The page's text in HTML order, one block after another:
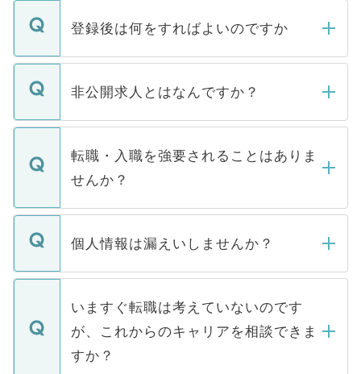
登録後は何をすればよいのですか
ご登録いただきましたら、弊社担当者がご
登録内容を確認し、その後メールもしくは
ます。通常、5営業日以内にはご連絡をせて
いただきますので、しばらくお待ちくださ
い。
非公開求人とはなんですか？
マイナビDOCTORで取り扱っている求人の
うち約3割は、Webサイトからご覧いただ
けない「非公開求人」です。非公開求人は
下記の理由によって、一般には公開してい
ません。
■応募殺到を避けるため 人気のある医療機
関を公にしてしまうと、応募が殺到する場
に、医療機関が求める条件に合った人材の
みを人材紹介会社に依頼するケースが増え
ています。
転職・入職を強要されることはありま
せんか？
転職・入職を強要することは一切ありませ
ん。また、仮に応募先から内定をいただい
定を承諾する必要はありません。内定先へ
の辞退の連絡はキャリアパートナーが行い
ますので、ご安心ください。
個人情報は漏えいしませんか？
個人情報が漏えいすることはありませんの
で、ご安心ください。当サイトからの登録
などで収集したご登録者様の個人情報は、
ご本人のキャリアアップおよび転職活動の
支援を目的に使用いたします。お預かりし
いますぐ転職は考えていないのです
が、これからのキャリアを相談できま
すか？